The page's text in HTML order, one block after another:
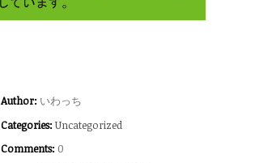
Author: いわっち
Categories:Uncategorized
Comments: 0